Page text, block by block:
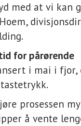
med at vi kan
for pårørende
i mai i fjor,
prosessen
å vente